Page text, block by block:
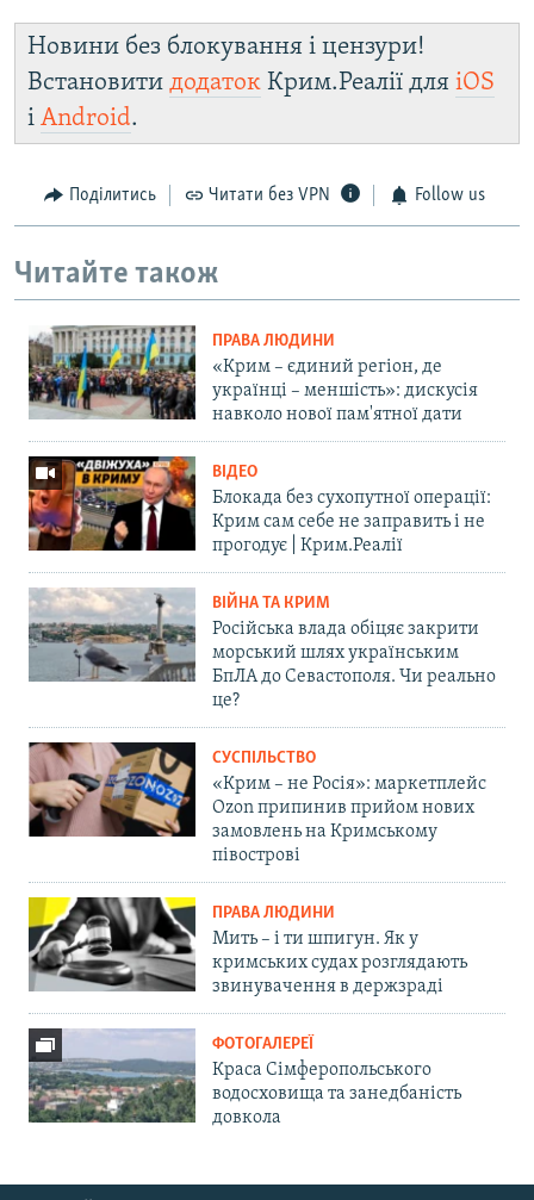
Новини без блокування і цензури!
Встановити додаток Крим.Реалії для iOS
і Android.
Поділитись Читати без VPN Follow us
Читайте також
ПРАВА ЛЮДИНИ
«Крим – єдиний регіон, де
українці – меншість»: дискусія
навколо нової пам'ятної дати
ВІДЕО
Блокада без сухопутної операції:
Крим сам себе не заправить і не
прогодує | Крим.Реалії
ВІЙНА ТА КРИМ
Російська влада обіцяє закрити
морський шлях українським
БпЛА до Севастополя. Чи реально
це?
СУСПІЛЬСТВО
«Крим – не Росія»: маркетплейс
Ozon припинив прийом нових
замовлень на Кримському
півострові
ПРАВА ЛЮДИНИ
Мить – і ти шпигун. Як у
кримських судах розглядають
звинувачення в держзраді
ФОТОГАЛЕРЕЇ
Краса Сімферопольського
водосховища та занедбаність
довкола